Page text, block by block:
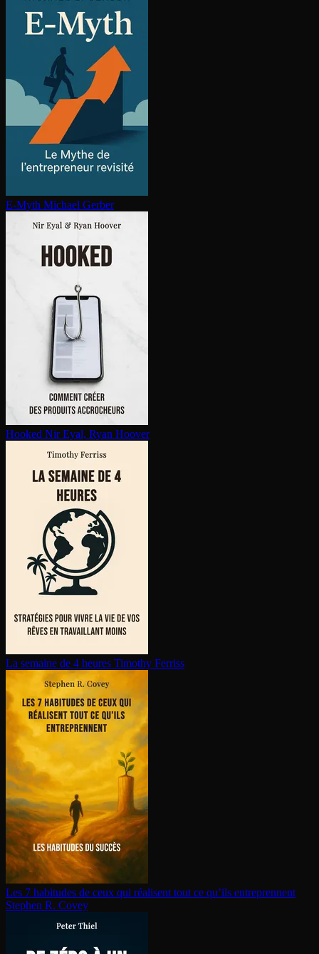
E-Myth Michael Gerber
Hooked Nir Eyal, Ryan Hoover
La semaine de 4 heures Timothy Ferriss
Les 7 habitudes de ceux qui réalisent tout ce qu’ils en­tre­prennent
Stephen R. Covey